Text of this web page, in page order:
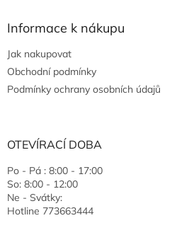
Informace k nákupu
Jak nakupovat
Obchodní podmínky
Podmínky ochrany osobních údajů
OTEVÍRACÍ DOBA
Po - Pá : 8:00 - 17:00
So: 8:00 - 12:00
Ne - Svátky:
Hotline 773663444